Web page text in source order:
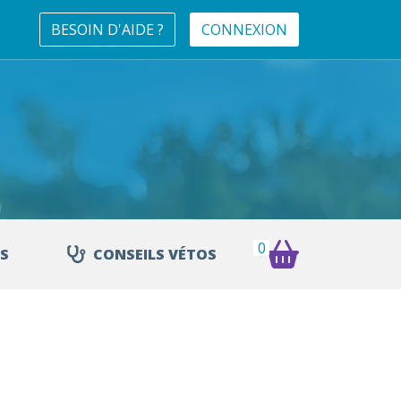
BESOIN D'AIDE ? CONNEXION
CONSEILS VÉTOS 0